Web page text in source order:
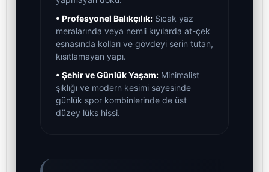
• Profesyonel Balıkçılık: Sıcak yaz
meralarında veya nemli kıyılarda at-çek
esnasında kolları ve gövdeyi serin tutan,
kısıtlamayan yapı.
• Şehir ve Günlük Yaşam: Minimalist
şıklığı ve modern kesimi sayesinde
günlük spor kombinlerinde de üst
düzey lüks hissi.